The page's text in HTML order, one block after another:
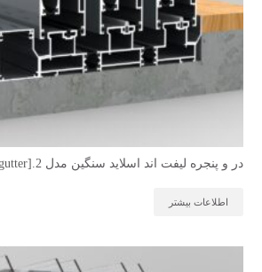
در و پنجره لیفت اند اسلاید سنگین مدل TH LIFT Triple 201 [gutter].2
اطلاعات بیشتر